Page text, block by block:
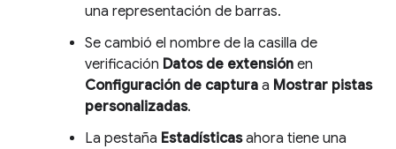
una representación de barras.
Se cambió el nombre de la casilla de
verificación Datos de extensión en
Configuración de captura a Mostrar pistas
personalizadas.
La pestaña Estadísticasahora tiene una